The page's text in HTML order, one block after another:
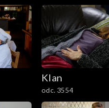
1101–1200
1001–1100
901–1000
801–900
Klan
odc. 3554